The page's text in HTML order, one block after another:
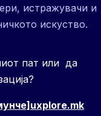
истражувачи и
искуство.
пат или да